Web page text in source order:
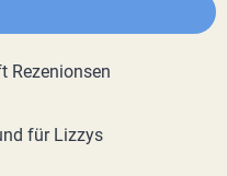
für Lizzys